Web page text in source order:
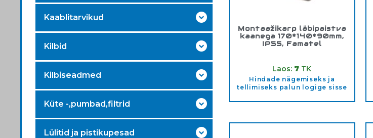
Kaablitarvikud
Kilbid
Kilbiseadmed
Küte -,pumbad,filtrid
Lülitid ja pistikupesad
Montaažikarp läbipaistva
kaanega 170*140*90mm,
IP55, Famatel
Laos: 7 TK
Hindade nägemiseks ja
tellimiseks palun logige sisse